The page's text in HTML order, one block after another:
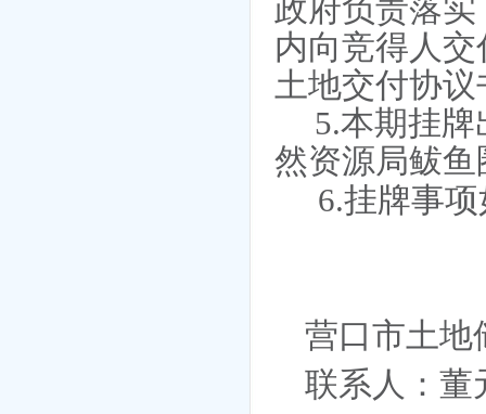
政府负责落
内向竞得人
土地交付协议
5.本期挂
然资源局鲅
6.挂牌事
营口市土地
联系人：董